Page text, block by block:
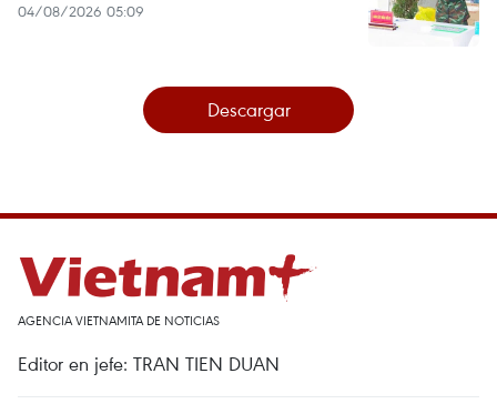
04/08/2026 05:09
Descargar
AGENCIA VIETNAMITA DE NOTICIAS
Editor en jefe: TRAN TIEN DUAN